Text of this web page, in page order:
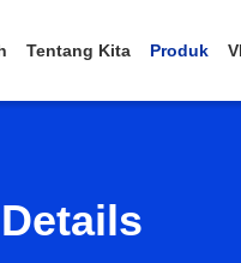
Tentang Kita Produk